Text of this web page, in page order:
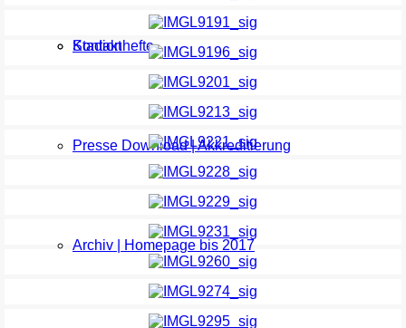
Kontakt
Stadionhefte
Presse Download | Akkreditierung
Archiv | Homepage bis 2017